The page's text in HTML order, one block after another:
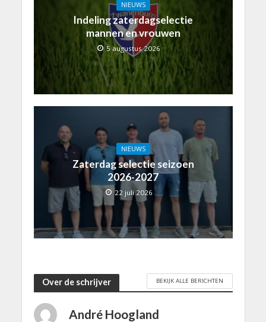
NIEUWS
Indeling zaterdagselectie
mannen en vrouwen
5 augustus 2026
NIEUWS
Zaterdag selectie seizoen
2026-2027
22 juli 2026
Over de schrijver BEKIJK ALLE BERICHTEN
André Hoogland